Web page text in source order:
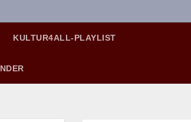
KULTUR4ALL-PLAYLIST